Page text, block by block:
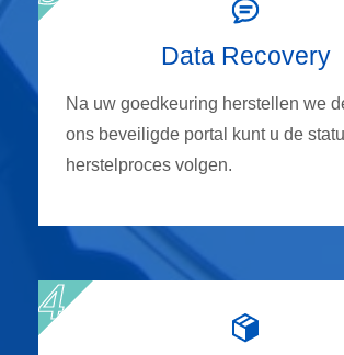
Data Recovery
Na uw goedkeuring herstellen we
ons beveiligde portal kunt u de
herstelproces volgen.